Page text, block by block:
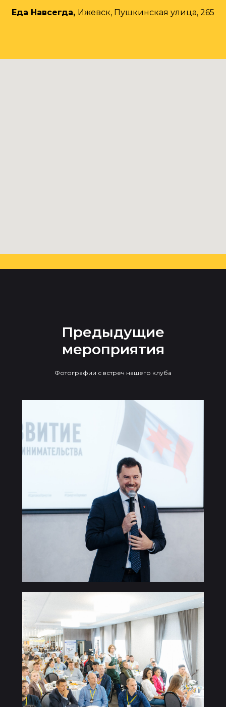
Еда Навсегда, Ижевск, Пушкинская улица, 265
Предыдущие
мероприятия
Фотографии с встреч нашего клуба